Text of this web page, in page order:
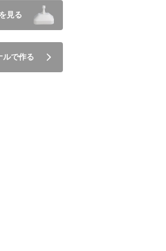
見る
ルで作る